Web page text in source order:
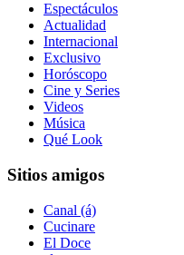
Espectáculos
Actualidad
Internacional
Exclusivo
Horóscopo
Cine y Series
Videos
Música
Qué Look
Sitios amigos
Canal (á)
Cucinare
El Doce